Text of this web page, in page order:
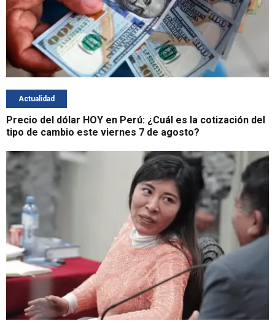
Actualidad
Precio del dólar HOY en Perú: ¿Cuál es la cotización del
tipo de cambio este viernes 7 de agosto?